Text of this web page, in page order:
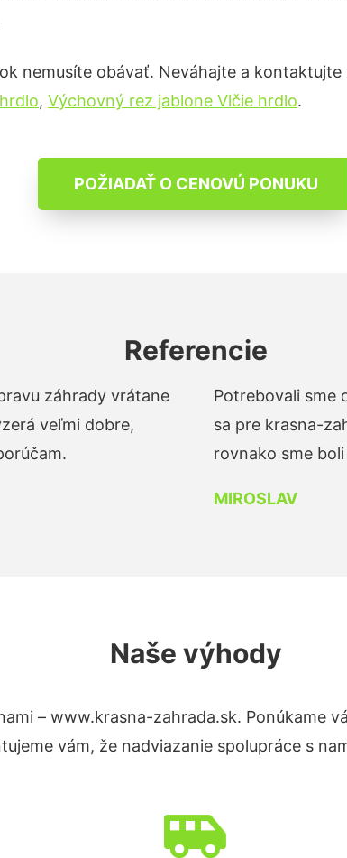
nemusíte obávať. Neváhajte a
, Výchovný rez jablone Vlčie hrdlo.
POŽIADAŤ O CENOVÚ PONUKU
Referencie
záhrady vrátane
veľmi dobre,
Potrebovali sme
sa pre krasna-
rovnako sme
MIROSLAV
Naše výhody
– www.krasna-zahrada.sk. Ponúkame
vám, že nadviazanie spolupráce s